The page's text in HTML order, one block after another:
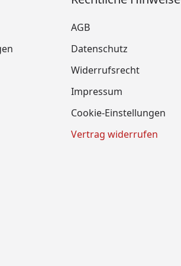
AGB
Datenschutz
Widerrufsrecht
Impressum
Cookie-Einstellungen
Vertrag widerrufen